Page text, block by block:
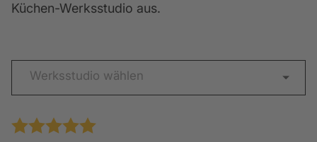
Küchen-Werksstudio aus.
Werksstudio wählen
1 2 3 4 5